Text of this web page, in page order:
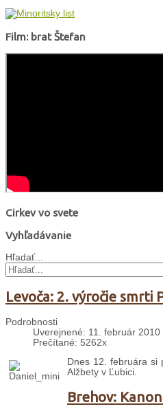
Film: brat Štefan
Cirkev vo svete
Vyhľadávanie
Hľadať...
Levoča: 2. výročie smrti
Podrobnosti
Uverejnené: 11. február 2010
Prečítané: 5262x
Dnes 12. februára si
Alžbety v Ľubici.
Brehov: